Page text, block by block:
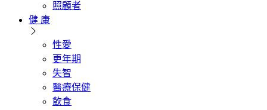
照顧者
健 康
性愛
更年期
失智
醫療保健
飲食